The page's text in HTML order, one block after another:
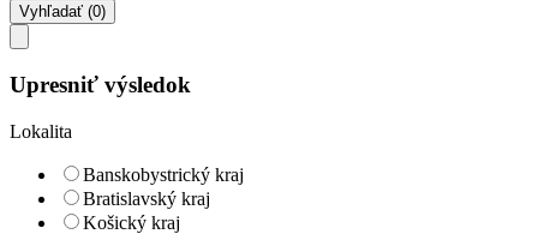
Upresniť výsledok
Lokalita
Banskobystrický kraj
Bratislavský kraj
Košický kraj